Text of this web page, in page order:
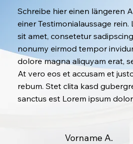
Vorname A.
Schreibe hier einen längeren
einer Testimonialaussage
sit amet, consetetur
nonumy eirmod tempor
dolore magna aliquyam erat,
At vero eos et accusam et
rebum. Stet clita kasd
sanctus est Lorem ipsum